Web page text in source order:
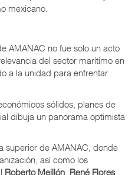
mexicano.
AMANAC no fue solo un acto
del sector marítimo en
a la unidad para enfrentar
sólidos, planes de
dibuja un panorama optimista
superior de AMANAC, donde
así como los
Roberto Meillón René Flores